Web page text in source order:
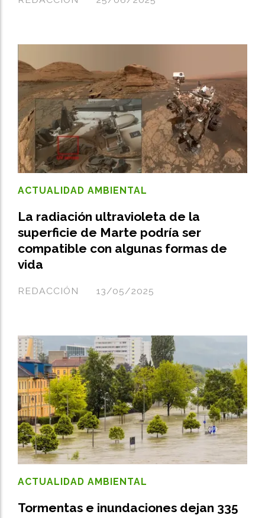
La radiación ultravioleta de la
superficie de Marte podría ser
compatible con algunas formas de
vida
REDACCIÓN
ACTUALIDAD AMBIENTAL
13/05/2025
Tormentas e inundaciones dejan 335
ACTUALIDAD AMBIENTAL